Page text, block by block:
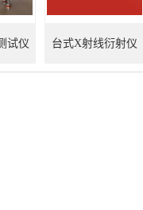
试仪 台式X射线衍射仪